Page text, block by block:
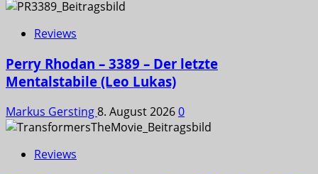
Reviews
Perry Rhodan – 3389 – Der letzte
Mentalstabile (Leo Lukas)
Markus Gersting8. August 20260
Reviews